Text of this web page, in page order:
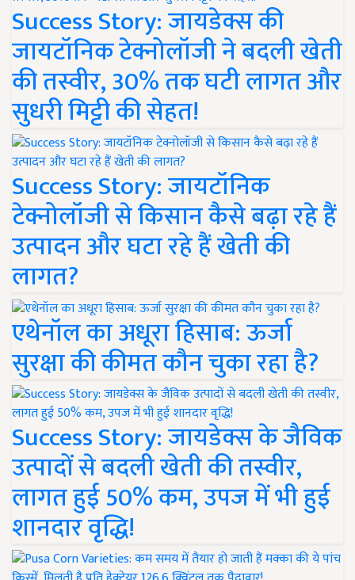
Success Story: जायडेक्स की
जायटॉनिक टेक्नोलॉजी ने बदली खेती
की तस्वीर, 30% तक घटी लागत और
सुधरी मिट्टी की सेहत!
Success Story: जायटॉनिक
टेक्नोलॉजी से किसान कैसे बढ़ा रहे हैं
उत्पादन और घटा रहे हैं खेती की
लागत?
एथेनॉल का अधूरा हिसाब: ऊर्जा
सुरक्षा की कीमत कौन चुका रहा है?
Success Story: जायडेक्स के जैविक
उत्पादों से बदली खेती की तस्वीर,
लागत हुई 50% कम, उपज में भी हुई
शानदार वृद्धि!